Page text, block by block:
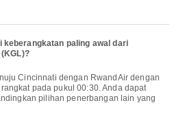
keberangkatan paling awal dari
pada pukul 00:30. Anda dapat
pilihan penerbangan lain yang